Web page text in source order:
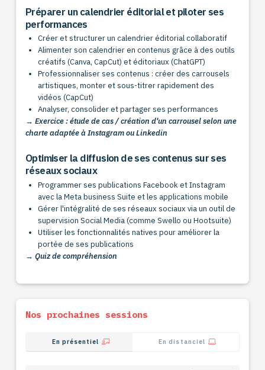
Préparer un calendrier éditorial et piloter ses
performances
Créer et structurer un calendrier éditorial collaboratif
Alimenter son calendrier en contenus grâce à des outils
créatifs (Canva, CapCut) et éditoriaux (ChatGPT)
Professionnaliser ses contenus : créer des carrousels
artistiques, monter et sous-titrer rapidement des
vidéos (CapCut)
Analyser, consolider et partager ses performances
→ Exercice : étude de cas / création d'un carrousel selon une
charte adaptée à Instagram ou Linkedin
Optimiser la diffusion de ses contenus sur ses
réseaux sociaux
Programmer ses publications Facebook et Instagram
avec la Meta business Suite et les applications mobile
Gérer l'intégralité de ses réseaux sociaux via un outil de
supervision Social Media (comme Swello ou Hootsuite)
Utiliser les fonctionnalités natives pour améliorer la
portée de ses publications
→ Quiz de compréhension
Nos prochaines sessions
En présentiel En distanciel